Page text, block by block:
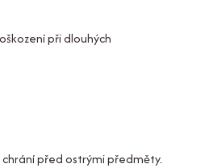
při dlouhých
před ostrými předměty.